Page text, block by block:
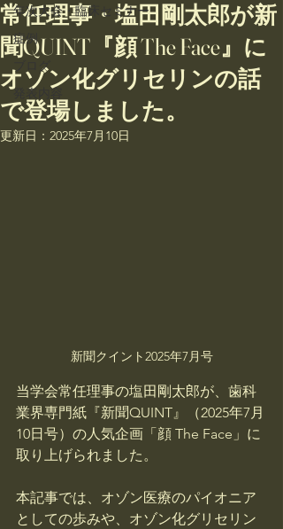
年次大会・臨床セミナー
症例
ブログ
発表内容
常任理事・塩田剛太郎が新
聞QUINT『顔 The Face』に
オゾン化グリセリンの話
で登場しました。
更新日： 2025年7月10日
新聞クイント2025年7月号
当学会常任理事の塩田剛太郎が、歯科
業界専門紙『新聞QUINT』（2025年7月
10日号）の人気企画「顔 The Face」に
取り上げられました。
本記事では、オゾン医療のパイオニア
としての歩みや、オゾン化グリセリン